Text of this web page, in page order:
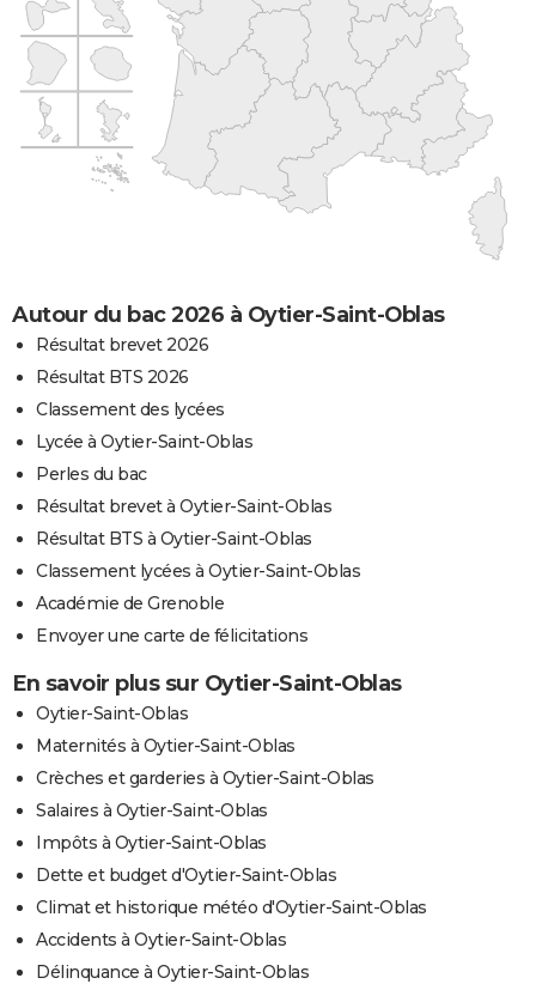
Autour du bac 2026 à Oytier-Saint-Oblas
Résultat brevet 2026
Résultat BTS 2026
Classement des lycées
Lycée à Oytier-Saint-Oblas
Perles du bac
Résultat brevet à Oytier-Saint-Oblas
Résultat BTS à Oytier-Saint-Oblas
Classement lycées à Oytier-Saint-Oblas
Académie de Grenoble
Envoyer une carte de félicitations
En savoir plus sur Oytier-Saint-Oblas
Oytier-Saint-Oblas
Maternités à Oytier-Saint-Oblas
Crèches et garderies à Oytier-Saint-Oblas
Salaires à Oytier-Saint-Oblas
Impôts à Oytier-Saint-Oblas
Dette et budget d'Oytier-Saint-Oblas
Climat et historique météo d'Oytier-Saint-Oblas
Accidents à Oytier-Saint-Oblas
Délinquance à Oytier-Saint-Oblas